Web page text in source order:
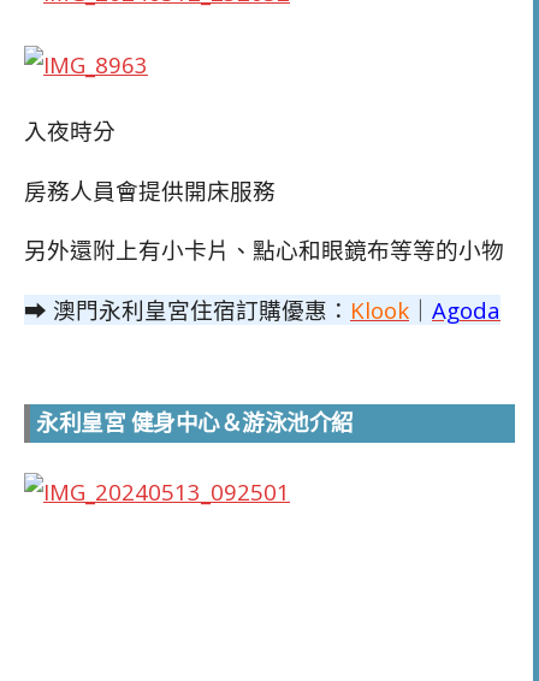
入夜時分
房務人員會提供開床服務
另外還附上有小卡片、點心和眼鏡布等等的小物
➡ 澳門永利皇宮住宿訂購優惠： Klook ｜ Agoda
永利皇宮 健身中心＆游泳池介紹